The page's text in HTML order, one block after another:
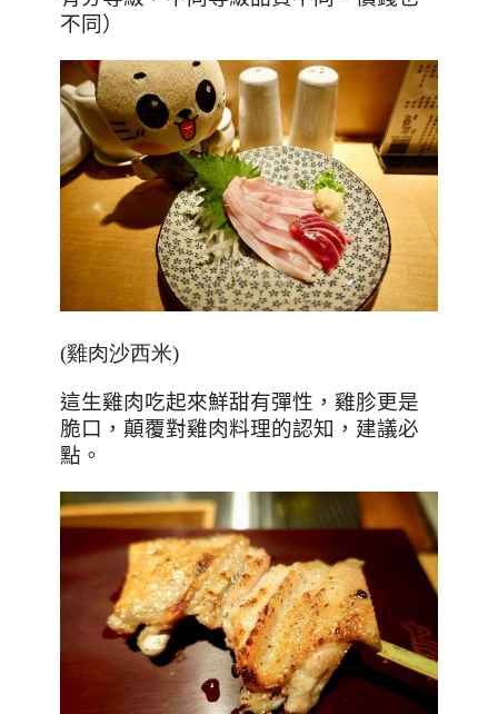
不同）
(雞肉沙西米)
這生雞肉吃起來鮮甜有彈性，雞胗更是
脆口，顛覆對雞肉料理的認知，建議必
點。